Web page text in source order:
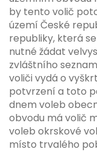
by tento volič
území České
republiky, která
nutné žádat
zvláštního
voliči vydá o
potvrzení a toto
dnem voleb
obvodu má volič
voleb okrskové
místo trvalého